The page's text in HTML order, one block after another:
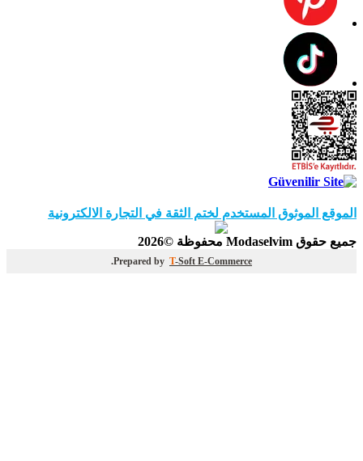
الموقع الموثوق المستخدم لختم الثقة في التجارة الالكترونية
جميع حقوق Modaselvim محفوظة ©2026
Prepared by T-Soft E-Commerce
.